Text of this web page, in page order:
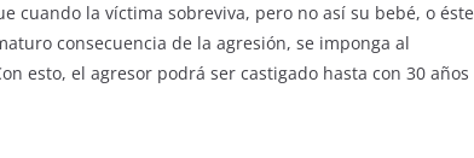
cuando la víctima sobreviva, pero no así su bebé, o éste
consecuencia de la agresión, se imponga al
esto, el agresor podrá ser castigado hasta con 30 años